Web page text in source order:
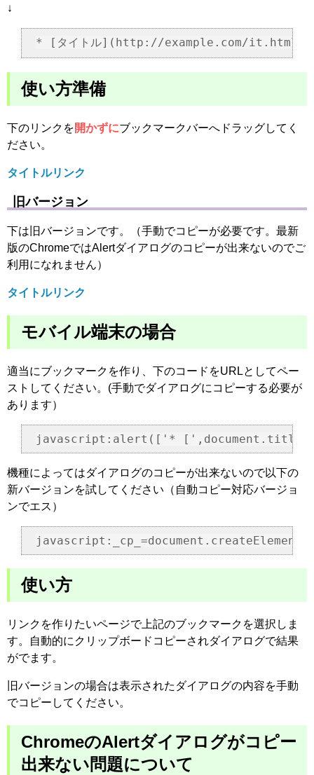
↓
使い方準備
下のリンクを開かずにブックマークバーへドラッグしてく
ださい。
タイトルリンク
旧バージョン
下は旧バージョンです。（手動でコピーが必要です。最新
版のChromeではAlertダイアログのコピーが出来ないのでご
利用になれません）
タイトルリンク
モバイル端末の場合
適当にブックマークを作り、下のコードをURLとしてペー
ストしてください。(手動でダイアログにコピーする必要が
あります）
機種によってはダイアログのコピーが出来ないので以下の
新バージョンを試してください（自動コピー対応バージョ
ンでエス）
使い方
リンクを作りたいページで上記のブックマークを選択しま
す。自動的にクリップボードコピーされダイアログで結果
がでます。
旧バージョンの場合は表示されたダイアログの内容を手動
でコピーしてください。
ChromeのAlertダイアログがコピー
出来ない問題について